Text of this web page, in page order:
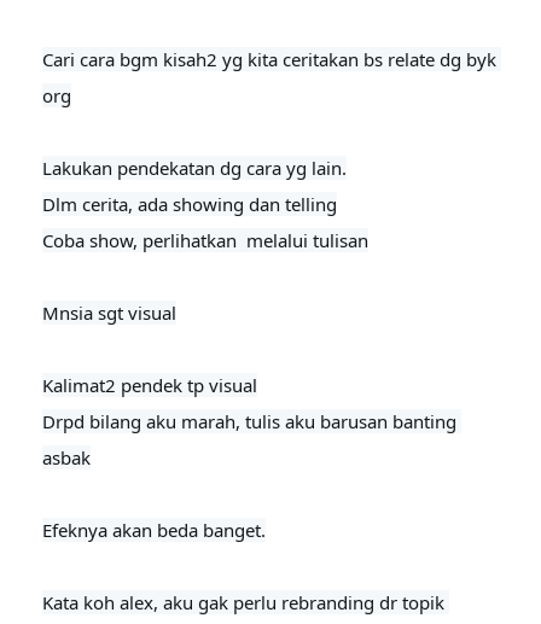
Cari cara bgm kisah2 yg kita ceritakan bs relate dg byk
org
Lakukan pendekatan dg cara yg lain.
Dlm cerita, ada showing dan telling
Coba show, perlihatkan  melalui tulisan
Mnsia sgt visual
Kalimat2 pendek tp visual
Drpd bilang aku marah, tulis aku barusan banting
asbak
Efeknya akan beda banget.
Kata koh alex, aku gak perlu rebranding dr topik